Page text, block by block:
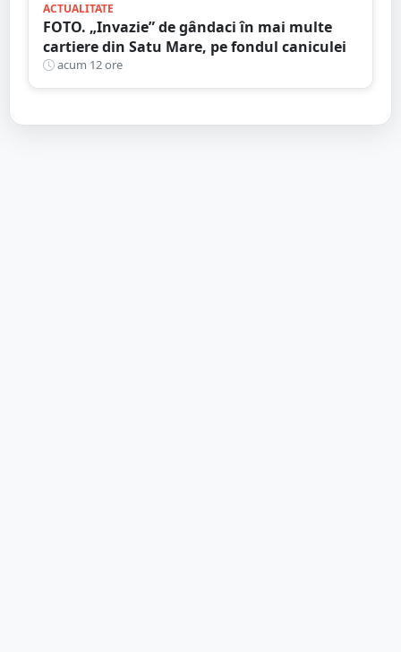
ACTUALITATE
FOTO. „Invazie” de gândaci în mai multe
cartiere din Satu Mare, pe fondul caniculei
acum 12 ore